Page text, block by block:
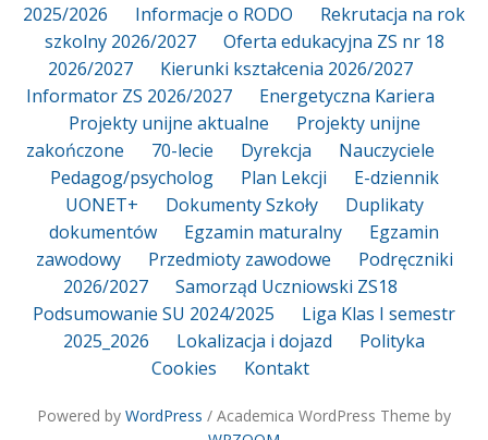
2025/2026
Informacje o RODO
Rekrutacja na rok
szkolny 2026/2027
Oferta edukacyjna ZS nr 18
2026/2027
Kierunki kształcenia 2026/2027
Informator ZS 2026/2027
Energetyczna Kariera
Projekty unijne aktualne
Projekty unijne
zakończone
70-lecie Dyrekcja
Nauczyciele
Pedagog/psycholog
Plan Lekcji
E-dziennik
UONET+
Dokumenty Szkoły
Duplikaty
dokumentów
Egzamin maturalny
Egzamin
zawodowy
Przedmioty zawodowe
Podręczniki
2026/2027
Samorząd Uczniowski ZS18
Podsumowanie SU 2024/2025
Liga Klas I semestr
2025_2026
Lokalizacja i dojazd
Polityka
Cookies
Kontakt
Powered by WordPress / Academica WordPress Theme by